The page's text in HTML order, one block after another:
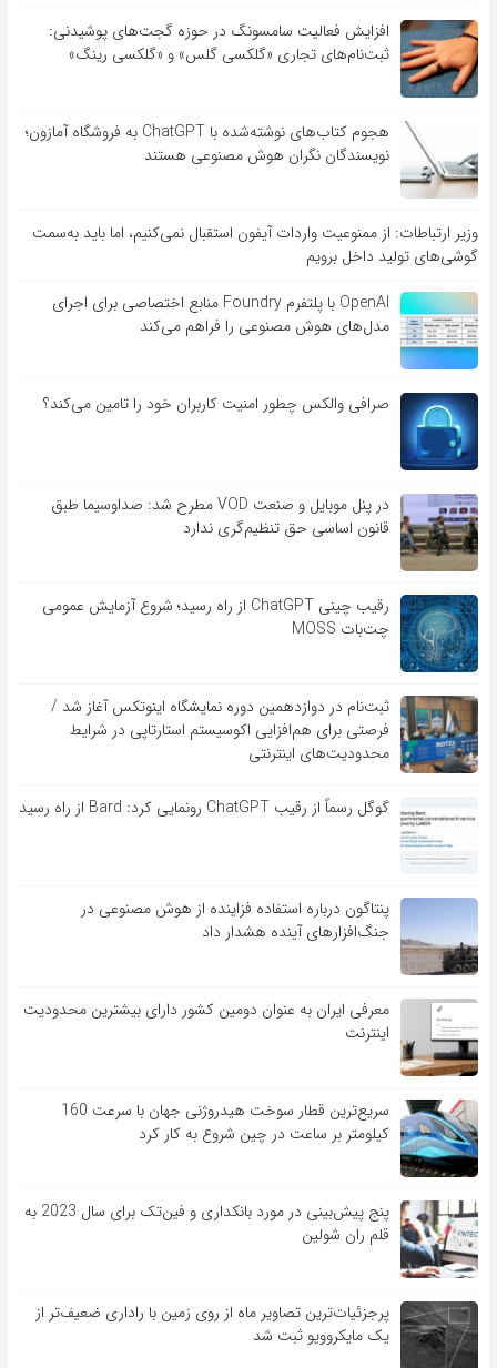
افزایش فعالیت سامسونگ در حوزه گجت‌های پوشیدنی:
ثبت‌نام‌های تجاری «گلکسی گلس» و «گلکسی رینگ»
هجوم کتاب‌های نوشته‌شده با ChatGPT به فروشگاه آمازون؛
نویسندگان نگران هوش مصنوعی هستند
وزیر ارتباطات: از ممنوعیت واردات آیفون استقبال نمی‌کنیم، اما باید به‌سمت
گوشی‌های تولید داخل برویم
OpenAI با پلتفرم Foundry منابع اختصاصی برای اجرای
مدل‌های هوش مصنوعی را فراهم می‌کند
صرافی والکس چطور امنیت کاربران خود را تامین می‌کند؟
در پنل موبایل و صنعت VOD مطرح شد: صداوسیما طبق
قانون اساسی حق تنظیم‌گری ندارد
رقیب چینی ChatGPT از راه رسید؛ شروع آزمایش عمومی
چت‌بات MOSS
ثبت‌نام در دوازدهمین دوره نمایشگاه اینوتکس آغاز شد /
فرصتی برای هم‌افزایی اکوسیستم استارتاپی در شرایط
محدودیت‌های اینترنتی
گوگل رسماً از رقیب ChatGPT رونمایی کرد: Bard از راه رسید
پنتاگون درباره استفاده فزاینده از هوش مصنوعی در
جنگ‌افزارهای آینده هشدار داد
معرفی ایران به عنوان دومین کشور دارای بیشترین محدودیت
اینترنت
سریع‌ترین قطار سوخت هیدروژنی جهان با سرعت 160
کیلومتر بر ساعت در چین شروع به کار کرد
پنج پیش‌بینی در مورد بانکداری و فین‌تک برای سال 2023 به
قلم ران شولین
پرجزئیات‌ترین تصاویر ماه از روی زمین با راداری ضعیف‌تر از
یک مایکروویو ثبت شد